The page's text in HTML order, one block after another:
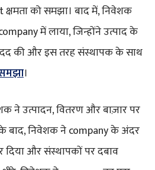
को समझा। बाद में, निवेशक
में लाया, जिन्होंने उत्पाद के
की और इस तरह संस्थापक के साथ
।
ने उत्पादन, वितरण और बाज़ार पर
बाद, निवेशक ने company के अंदर
और संस्थापकों पर दबाव